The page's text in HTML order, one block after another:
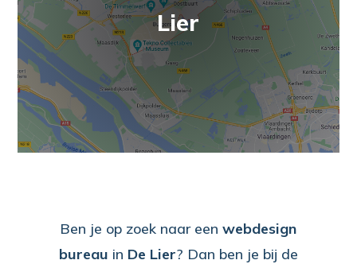
Lier
Ben je op zoek naar eenwebdesign
bureau in De Lier? Dan ben je bij de